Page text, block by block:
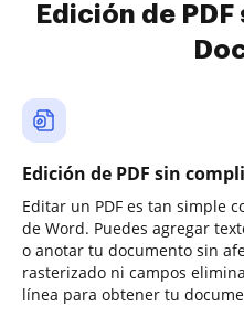
Edición de
Edición de PDF sin
Editar un PDF es tan simple
de Word. Puedes agregar
o anotar tu documento sin
rasterizado ni campos
línea para obtener tu